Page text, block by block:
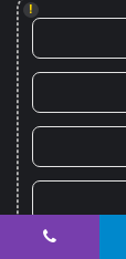
!